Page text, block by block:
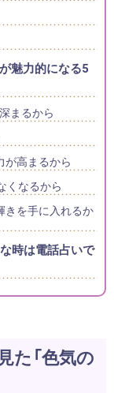
魅力的になる5
まるから
が高まるから
くなるから
きを手に入れるか
時は電話占いで
た「色気の